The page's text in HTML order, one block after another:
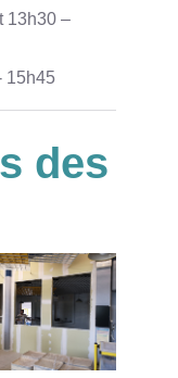
13h30 –
15h45
des